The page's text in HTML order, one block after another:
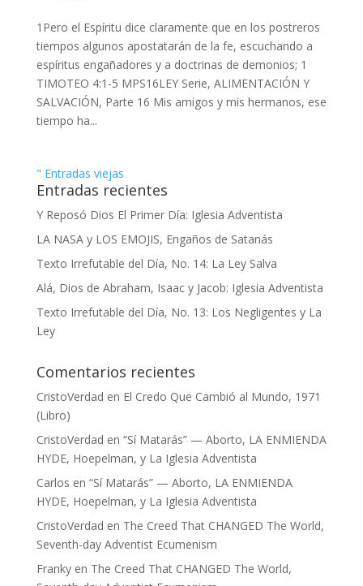
1Pero el Espíritu dice claramente que en los postreros
tiempos algunos apostatarán de la fe, escuchando a
espíritus engañadores y a doctrinas de demonios; 1
TIMOTEO 4:1-5 MPS16LEY Serie, ALIMENTACIÓN Y
SALVACIÓN, Parte 16 Mis amigos y mis hermanos, ese
tiempo ha...
" Entradas viejas
Entradas recientes
Y Reposó Dios El Primer Día: Iglesia Adventista
LA NASA y LOS EMOJIS, Engaños de Satanás
Texto Irrefutable del Día, No. 14: La Ley Salva
Alá, Dios de Abraham, Isaac y Jacob: Iglesia Adventista
Texto Irrefutable del Día, No. 13: Los Negligentes y La
Ley
Comentarios recientes
CristoVerdad en El Credo Que Cambió al Mundo, 1971
(Libro)
CristoVerdad en “Sí Matarás” — Aborto, LA ENMIENDA
HYDE, Hoepelman, y La Iglesia Adventista
Carlos en “Sí Matarás” — Aborto, LA ENMIENDA
HYDE, Hoepelman, y La Iglesia Adventista
CristoVerdad en The Creed That CHANGED The World,
Seventh-day Adventist Ecumenism
Frankyen The Creed That CHANGED The World,